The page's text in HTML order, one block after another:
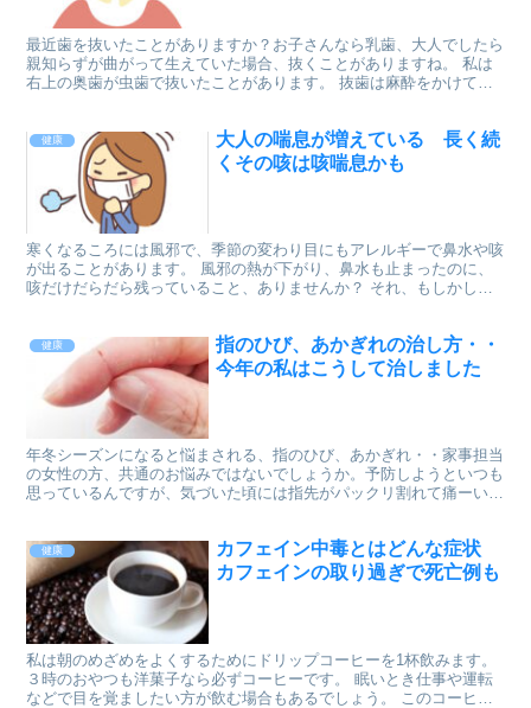
最近歯を抜いたことがありますか？お子さんなら乳歯、大人でしたら
親知らずが曲がって生えていた場合、抜くことがありますね。 私は
右上の奥歯が虫歯で抜いたことがあります。 抜歯は麻酔をかけてや
健康
大人の喘息が増えている 長く続
くその咳は咳喘息かも
寒くなるころには風邪で、季節の変わり目にもアレルギーで鼻水や咳
が出ることがあります。 風邪の熱が下がり、鼻水も止まったのに、
咳だけだらだら残っていること、ありませんか？ それ、もしかして
健康
指のひび、あかぎれの治し方・・
今年の私はこうして治しました
年冬シーズンになると悩まされる、指のひび、あかぎれ・・家事担当
の女性の方、共通のお悩みではないでしょうか。予防しようといつも
思っているんですが、気づいた頃には指先がパックリ割れて痛ーい！
健康
カフェイン中毒とはどんな症状
カフェインの取り過ぎで死亡例も
私は朝のめざめをよくするためにドリップコーヒーを1杯飲みます。
３時のおやつも洋菓子なら必ずコーヒーです。 眠いとき仕事や運転
などで目を覚ましたい方が飲む場合もあるでしょう。 このコーヒー